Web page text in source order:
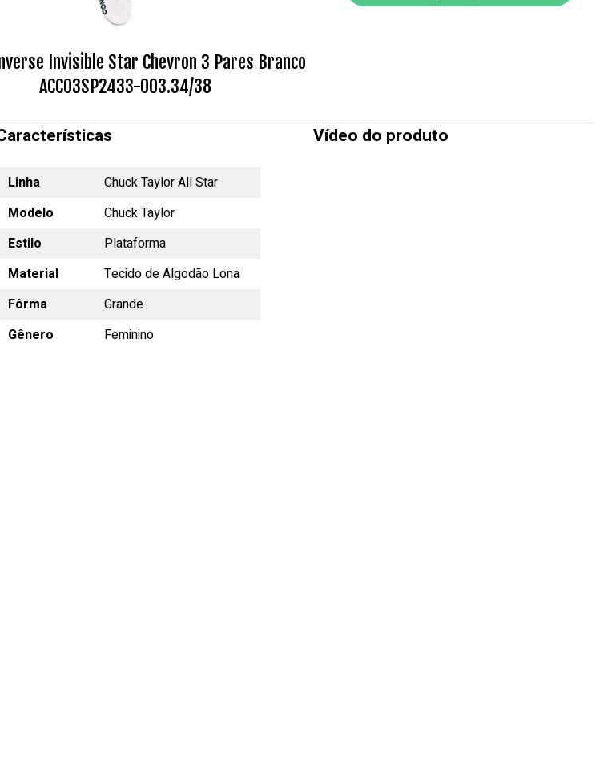
Invisible Star Chevron 3 Pares Branco
ACC03SP2433-003.34/38
Linha
Chuck Taylor All Star
Modelo
Chuck Taylor
Estilo
Plataforma
Material
Tecido de Algodão Lona
Fôrma
Grande
Gênero
Feminino
Vídeo do produto